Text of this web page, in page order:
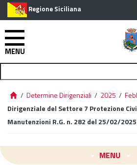
Regione Siciliana
MENU
/ Determine Dirigenziali / 2025 /
Dirigenziale del Settore 7 Protezione
Manutenzioni R.G. n. 282 del 25/02/2025
MENU